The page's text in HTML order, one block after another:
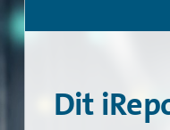
Dit